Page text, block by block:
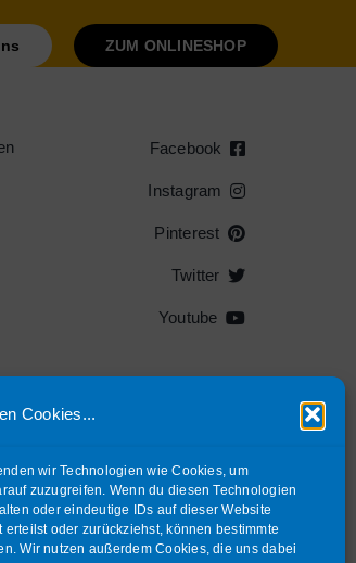
Cookies...
wir Technologien wie Cookies, um
zuzugreifen. Wenn du diesen Technologien
oder eindeutige IDs auf dieser Website
oder zurückziehst, können bestimmte
Wir nutzen außerdem Cookies, die uns dabei
ZUM ONLINESHOP
Facebook
Instagram
Pinterest
Twitter
Youtube
.